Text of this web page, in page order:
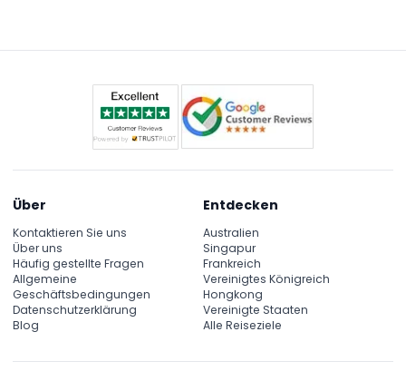
Über
Kontaktieren Sie uns
Über uns
Häufig gestellte Fragen
Allgemeine
Geschäftsbedingungen
Datenschutzerklärung
Blog
Entdecken
Australien
Singapur
Frankreich
Vereinigtes Königreich
Hongkong
Vereinigte Staaten
Alle Reiseziele